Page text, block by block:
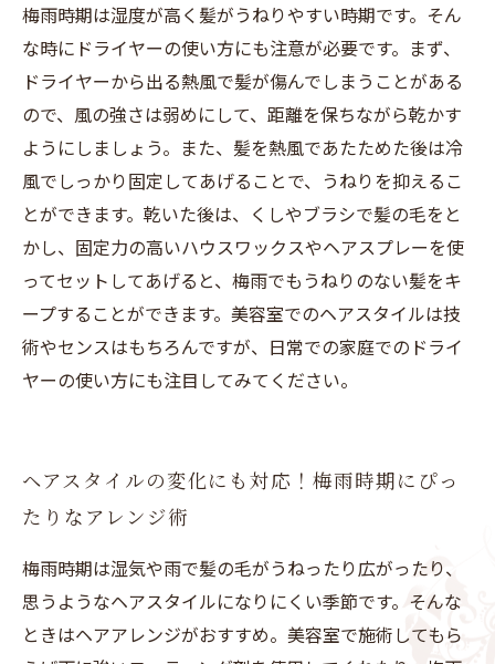
梅雨時期は湿度が高く髪がうねりやすい時期です。そん
な時にドライヤーの使い方にも注意が必要です。まず、
ドライヤーから出る熱風で髪が傷んでしまうことがある
ので、風の強さは弱めにして、距離を保ちながら乾かす
ようにしましょう。また、髪を熱風であたためた後は冷
風でしっかり固定してあげることで、うねりを抑えるこ
とができます。乾いた後は、くしやブラシで髪の毛をと
かし、固定力の高いハウスワックスやヘアスプレーを使
ってセットしてあげると、梅雨でもうねりのない髪をキ
ープすることができます。美容室でのヘアスタイルは技
術やセンスはもちろんですが、日常での家庭でのドライ
ヤーの使い方にも注目してみてください。
ヘアスタイルの変化にも対応！梅雨時期にぴっ
たりなアレンジ術
梅雨時期は湿気や雨で髪の毛がうねったり広がったり、
思うようなヘアスタイルになりにくい季節です。そんな
ときはヘアアレンジがおすすめ。美容室で施術してもら